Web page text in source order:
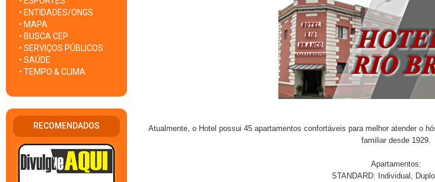
• ENTIDADES/ONGS
• MAPA
• BUSCA CEP
• SERVIÇOS PÚBLICOS
• SAÚDE
• TEMPO & CLIMA
RECOMENDADOS
Atualmente, o Hotel possui 45 apartamentos confortáveis para melhor atender o
familiar desde 1929.
Apartamentos:
STANDARD: Individual,